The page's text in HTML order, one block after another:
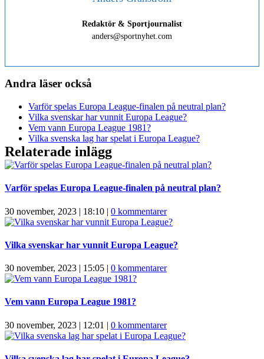
Redaktör & Sportjournalist
anders@sportnyhet.com
Andra läser också
Varför spelas Europa League-finalen på neutral plan?
Vilka svenskar har vunnit Europa League?
Vem vann Europa League 1981?
Vilka svenska lag har spelat i Europa League?
Relaterade inlägg
Varför spelas Europa League-finalen på neutral plan?
30 november, 2023 | 18:10 | 0 kommentarer
Vilka svenskar har vunnit Europa League?
30 november, 2023 | 15:05 | 0 kommentarer
Vem vann Europa League 1981?
30 november, 2023 | 12:01 | 0 kommentarer